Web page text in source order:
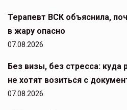
Терапевт ВСК объяснила,
в жару опасно
07.08.2026
Без визы, без стресса: куда
не хотят возиться с
07.08.2026